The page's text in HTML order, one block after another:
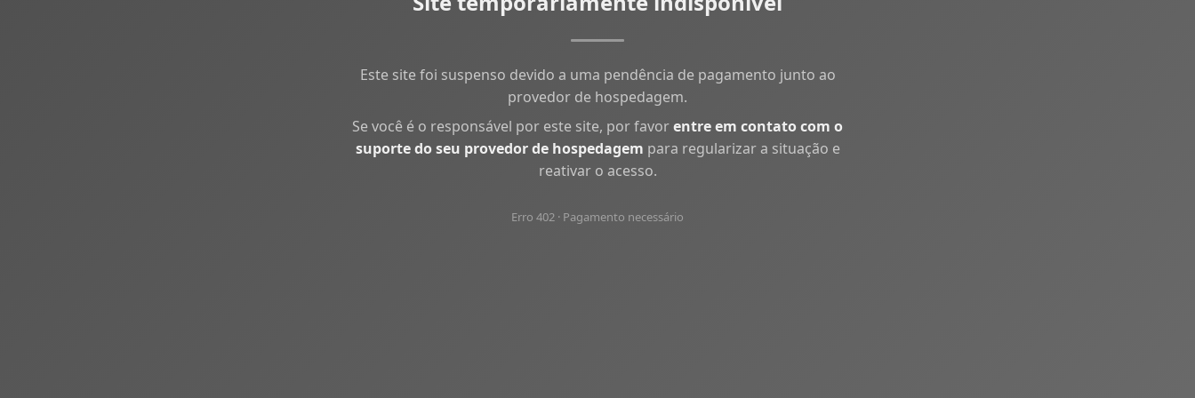
Este site foi suspenso devido a uma pendência de pagamento junto ao
provedor de hospedagem.
Se você é o responsável por este site, por favorentre em contato com o
suporte do seu provedor de hospedagem para regularizar a situação e
reativar o acesso.
Erro 402 · Pagamento necessário